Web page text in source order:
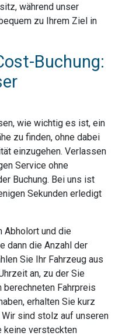
während unser
zu Ihrem Ziel in
Buchung:
wie wichtig es ist, ein
zu finden, ohne dabei
einzugehen. Verlassen
Service ohne
Buchung. Bei uns ist
Sekunden erledigt
Abholort und die
dann die Anzahl der
Sie Ihr Fahrzeug aus
an, zu der Sie
berechneten Fahrpreis
erhalten Sie kurz
sind stolz auf unseren
keine versteckten